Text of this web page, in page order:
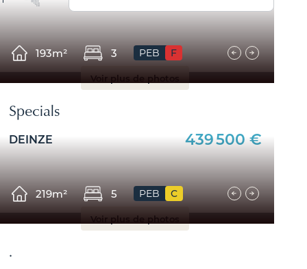
Prix ​​en baisse
Voir plus de photos
193m² 3 PEB F
Specials
DEINZE 439 500 €
Voir plus de photos
219m² 5 PEB C
.